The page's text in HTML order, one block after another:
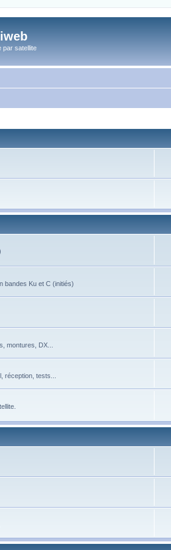
par satellite
bandes Ku et C (initiés)
montures, DX...
réception, tests...